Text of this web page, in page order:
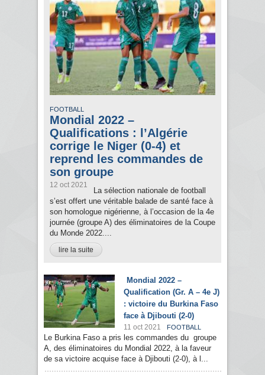
FOOTBALL
Mondial 2022 –
Qualifications : l’Algérie
corrige le Niger (0-4) et
reprend les commandes de
son groupe
12 oct 2021
La sélection nationale de football
s’est offert une véritable balade de santé face à
son homologue nigérienne, à l’occasion de la 4e
journée (groupe A) des éliminatoires de la Coupe
du Monde 2022....
lire la suite
Mondial 2022 –
Qualification (Gr. A – 4e J)
: victoire du Burkina Faso
face à Djibouti (2-0)
11 oct 2021 FOOTBALL
Le Burkina Faso a pris les commandes du groupe
A, des éliminatoires du Mondial 2022, à la faveur
de sa victoire acquise face à Djibouti (2-0), à l...